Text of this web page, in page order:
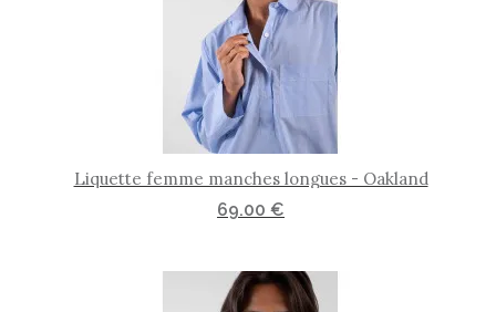
Aperçu rapide
Liquette femme manches longues - Oakland
69.00 €